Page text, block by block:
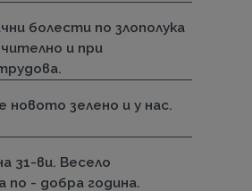
болести по злополука
и при
новото зелено и у нас.
31-ви. Весело
по - добра година.